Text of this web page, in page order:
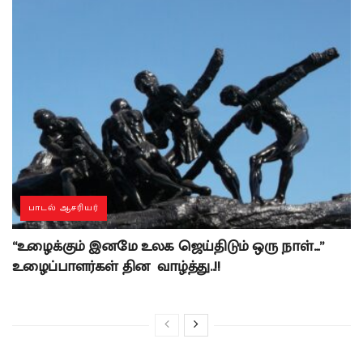
பாடல் ஆசரியர்
“உழைக்கும் இனமே உலக ஜெய்திடும் ஒரு நாள்…”
உழைப்பாளர்கள் தின வாழ்த்து..!!